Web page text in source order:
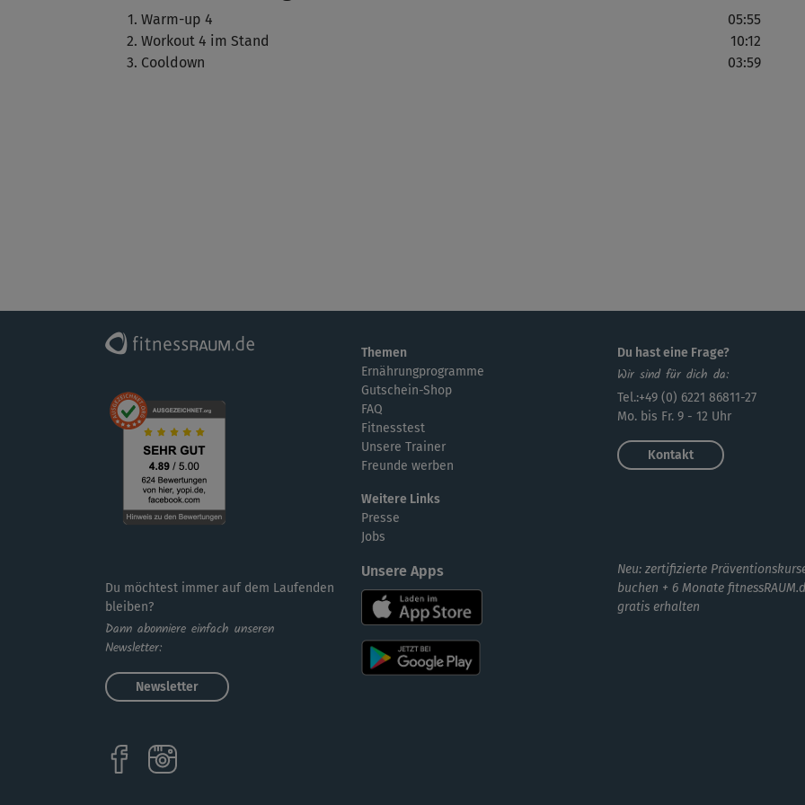
Warm-up 4
05:55
Workout 4 im Stand
10:12
Cooldown
03:59
Du möchtest immer auf dem Laufenden
bleiben?
Dann abonniere einfach unseren
Newsletter:
Newsletter
Themen
Ernährungprogramme
Gutschein-Shop
FAQ
Fitnesstest
Unsere Trainer
Freunde werben
Weitere Links
Presse
Jobs
Unsere Apps
Du hast eine Frage?
Wir sind für dich da:
Tel.:+49 (0) 6221 86811-27
Mo. bis Fr. 9 - 12 Uhr
Kontakt
Neu: zertifizierte
buchen + 6 Monate
gratis erhalten